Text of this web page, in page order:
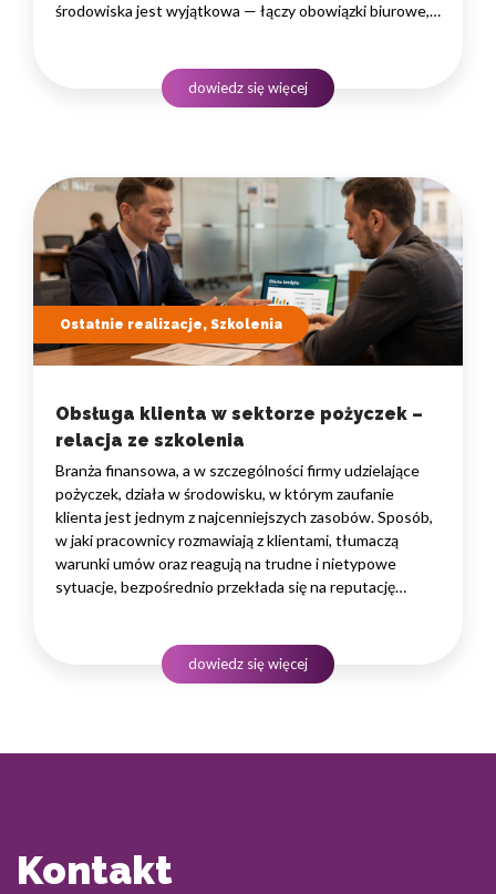
środowiska jest wyjątkowa — łączy obowiązki biurowe,
podejmowania decyzji. W takim środowisku
to nie pojedyncze kompetencje, lecz dobrze…
dowiedz się więcej
Ostatnie realizacje, Szkolenia
Obsługa klienta w sektorze pożyczek –
relacja ze szkolenia
Branża finansowa, a w szczególności firmy udzielające
pożyczek, działa w środowisku, w którym zaufanie
klienta jest jednym z najcenniejszych zasobów. Sposób,
w jaki pracownicy rozmawiają z klientami, tłumaczą
warunki umów oraz reagują na trudne i nietypowe
sytuacje, bezpośrednio przekłada się na reputację
produktowej, lecz także rozwiniętych kompetencji
komunikacyjnych, empatii…
dowiedz się więcej
Kontakt